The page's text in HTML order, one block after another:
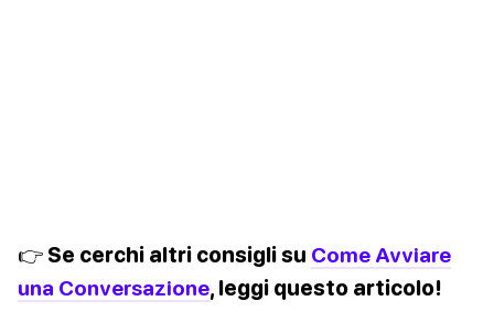
👉 Se cerchi altri consigli su Come Avviare
una Conversazione, leggi questo articolo!